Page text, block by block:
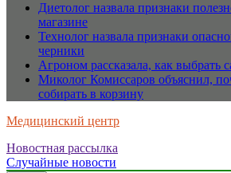
Диетолог назвала признаки
магазине
Технолог назвала признаки
черники
Агроном рассказала, как
Миколог Комиссаров объяснил,
собирать в корзину
Медицинский центр
Новостная рассылка
Случайные новости